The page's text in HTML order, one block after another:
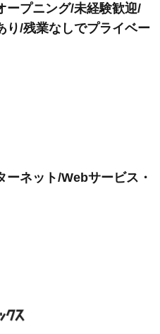
ープニング/未経験歓迎/
り/残業なしでプライベー
ネット/Webサービス・